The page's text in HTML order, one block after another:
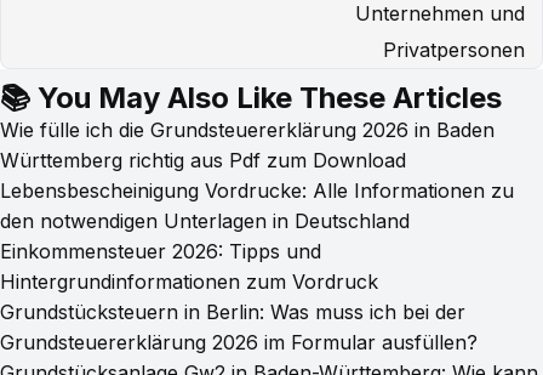
Unternehmen und
Privatpersonen
📚 You May Also Like These Articles
Wie fülle ich die Grundsteuererklärung 2026 in Baden
Württemberg richtig aus Pdf zum Download
Lebensbescheinigung Vordrucke: Alle Informationen zu
den notwendigen Unterlagen in Deutschland
Einkommensteuer 2026: Tipps und
Hintergrundinformationen zum Vordruck
Grundstücksteuern in Berlin: Was muss ich bei der
Grundsteuererklärung 2026 im Formular ausfüllen?